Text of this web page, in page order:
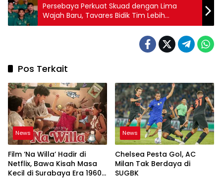
Persebaya Perkuat Skuad dengan Lima
Wajah Baru, Tavares Bidik Tim Lebih
Kompetitif
Pos Terkait
News
Film ‘Na Willa’ Hadir di
Netflix, Bawa Kisah Masa
Kecil di Surabaya Era 1960-
News
Chelsea Pesta Gol, AC
Milan Tak Berdaya di
SUGBK